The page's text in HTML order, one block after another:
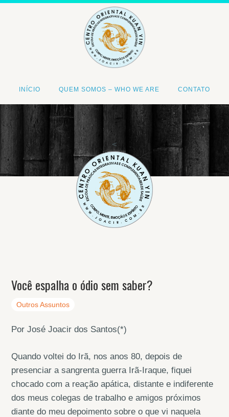
INÍCIO QUEM SOMOS – WHO WE ARE CONTATO
<
Você espalha o ódio sem saber?
Outros Assuntos
Por José Joacir dos Santos(*)
Quando voltei do Irã, nos anos 80, depois de
presenciar a sangrenta guerra Irã-Iraque, fiquei
chocado com a reação apática, distante e indiferente
dos meus colegas de trabalho e amigos próximos
diante do meu depoimento sobre o que vi naquela